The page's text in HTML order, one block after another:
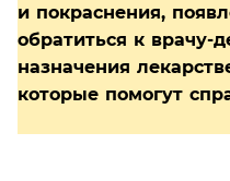
и покраснения,
обратиться к врачу-
назначения
которые помогут